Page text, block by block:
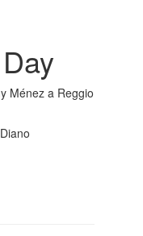
Ménez a Reggio